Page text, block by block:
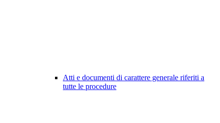
Atti e documenti di carattere generale riferiti a
tutte le procedure